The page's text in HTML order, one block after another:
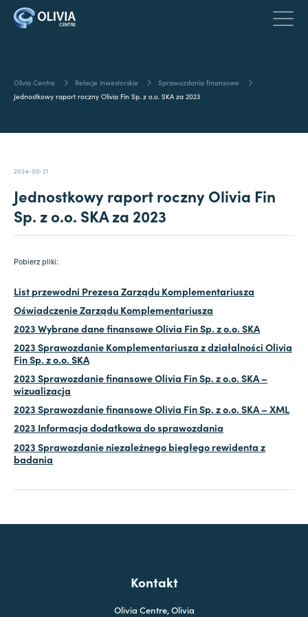
Olivia Centre Relacje inwestorskie
Sprawozdania finansowe
Jednostkowy raport roczny Olivia Fin Sp. z o.o. SKA za 2023
2024-05-21
Jednostkowy raport roczny Olivia Fin
Sp. z o.o. SKA za 2023
Pobierz pliki:
List przewodni Prezesa Zarządu Komplementariusza
Oświadczenie Zarządu Komplementariusza
2023 Wybrane dane finansowe Olivia Fin Sp. z o.o. SKA
2023 Sprawozdanie Komplementariusza z działalności Olivia
Fin Sp. z o.o. SKA
2023 Sprawozdanie finansowe Olivia Fin Sp. z o.o. SKA –
wizualizacja
2023 Sprawozdanie finansowe Olivia Fin Sp. z o.o. SKA – XML
2023 Informacja dodatkowa do sprawozdania
2023 Sprawozdanie niezależnego biegłego rewidenta z
badania
Kontakt
Olivia Centre, Olivia